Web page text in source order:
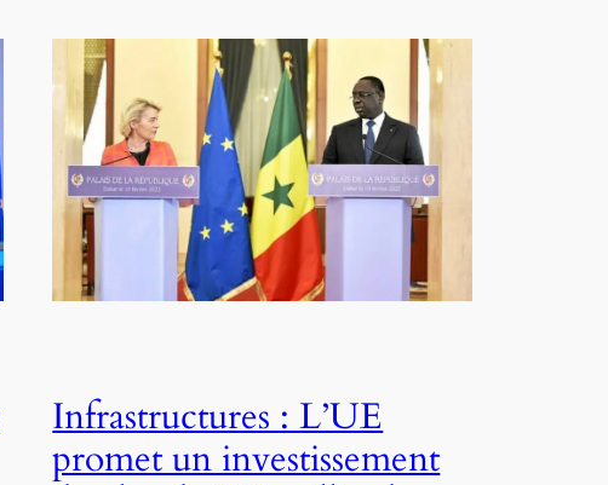
Infrastructures : L’UE
promet un investissement